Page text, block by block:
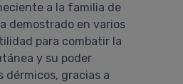
a la familia de
demostrado en varios
para combatir la
y su poder
dérmicos, gracias a